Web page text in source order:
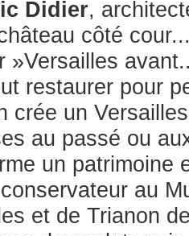
Didier,
côté
»Versailles
restaurer pour
crée un
au passé ou
un patrimoine
au
et de Trianon